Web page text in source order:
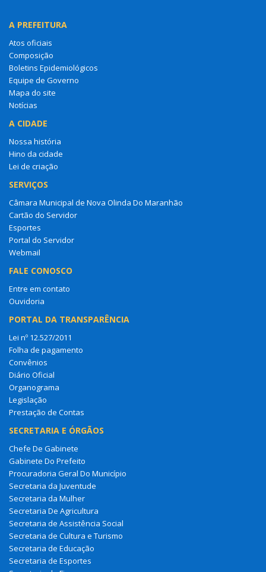
A PREFEITURA
Atos oficiais
Composição
Boletins Epidemiológicos
Equipe de Governo
Mapa do site
Notícias
A CIDADE
Nossa história
Hino da cidade
Lei de criação
SERVIÇOS
Câmara Municipal de Nova Olinda Do Maranhão
Cartão do Servidor
Esportes
Portal do Servidor
Webmail
FALE CONOSCO
Entre em contato
Ouvidoria
PORTAL DA TRANSPARÊNCIA
Lei nº 12.527/2011
Folha de pagamento
Convênios
Diário Oficial
Organograma
Legislação
Prestação de Contas
SECRETARIA E ÓRGÃOS
Chefe De Gabinete
Gabinete Do Prefeito
Procuradoria Geral Do Município
Secretaria da Juventude
Secretaria da Mulher
Secretaria De Agricultura
Secretaria de Assistência Social
Secretaria de Cultura e Turismo
Secretaria de Educação
Secretaria de Esportes